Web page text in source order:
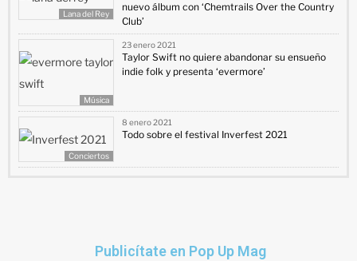
Lana del Rey
nuevo álbum con ‘Chemtrails Over the Country
Club’
Música
23 enero 2021
Taylor Swift no quiere abandonar su ensueño
indie folk y presenta ‘evermore’
Conciertos
8 enero 2021
Todo sobre el festival Inverfest 2021
Publicítate en Pop Up Mag